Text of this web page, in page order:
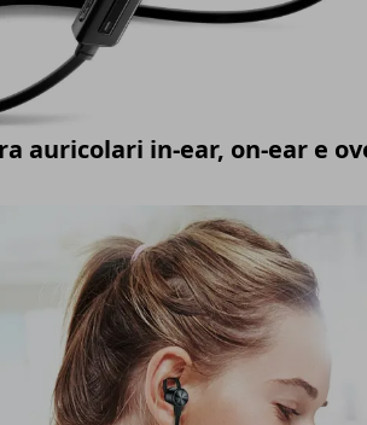
auricolari in-ear, on-ear e